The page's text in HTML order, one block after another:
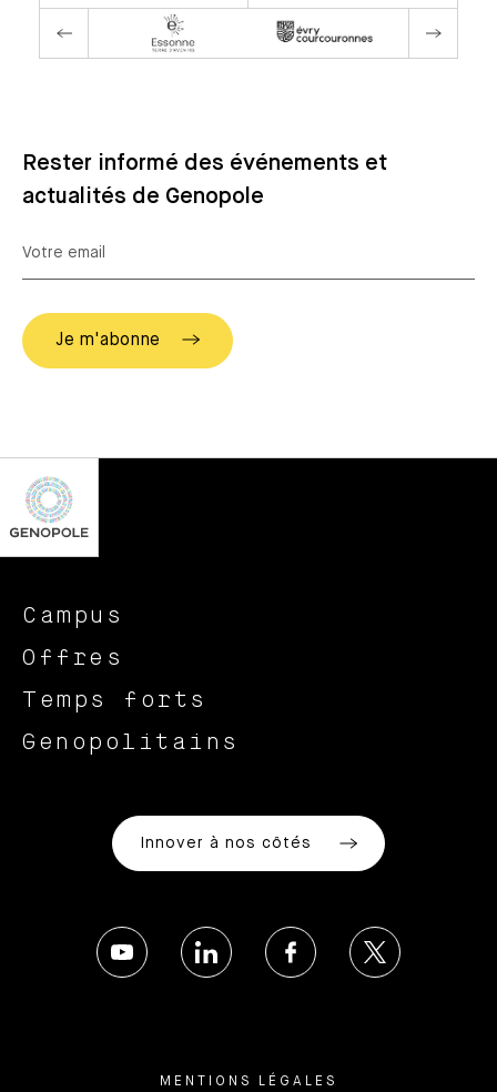
Rester informé des événements et
actualités de Genopole
Campus
Offres
Temps forts
Genopolitains
Innover à nos côtés
MENTIONS LÉGALES